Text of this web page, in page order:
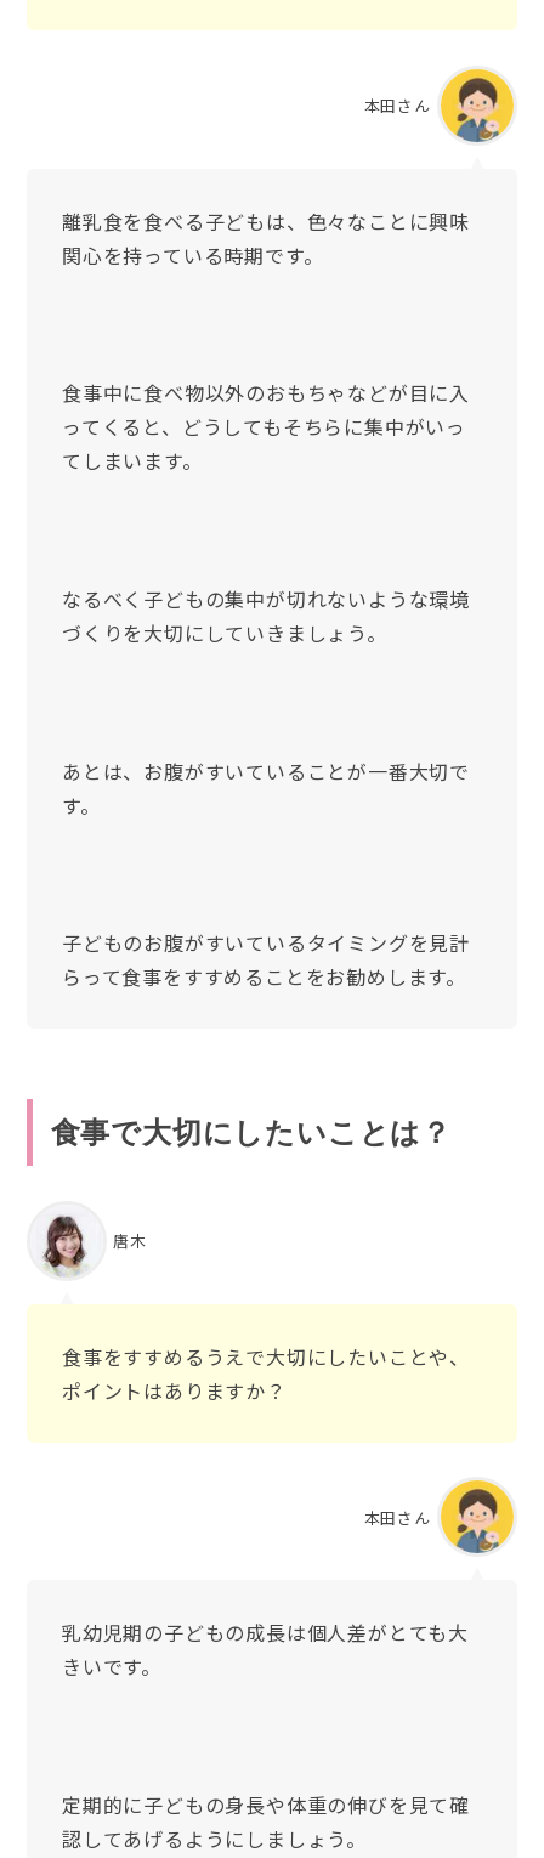
本田さん
離乳食を食べる子どもは、色々なことに興味
関心を持っている時期です。
食事中に食べ物以外のおもちゃなどが目に入
ってくると、どうしてもそちらに集中がいっ
てしまいます。
なるべく子どもの集中が切れないような環境
づくりを大切にしていきましょう。
あとは、お腹がすいていることが一番大切で
す。
子どものお腹がすいているタイミングを見計
らって食事をすすめることをお勧めします。
食事で大切にしたいことは？
唐木
食事をすすめるうえで大切にしたいことや、
ポイントはありますか？
本田さん
乳幼児期の子どもの成長は個人差がとても大
きいです。
定期的に子どもの身長や体重の伸びを見て確
認してあげるようにしましょう。